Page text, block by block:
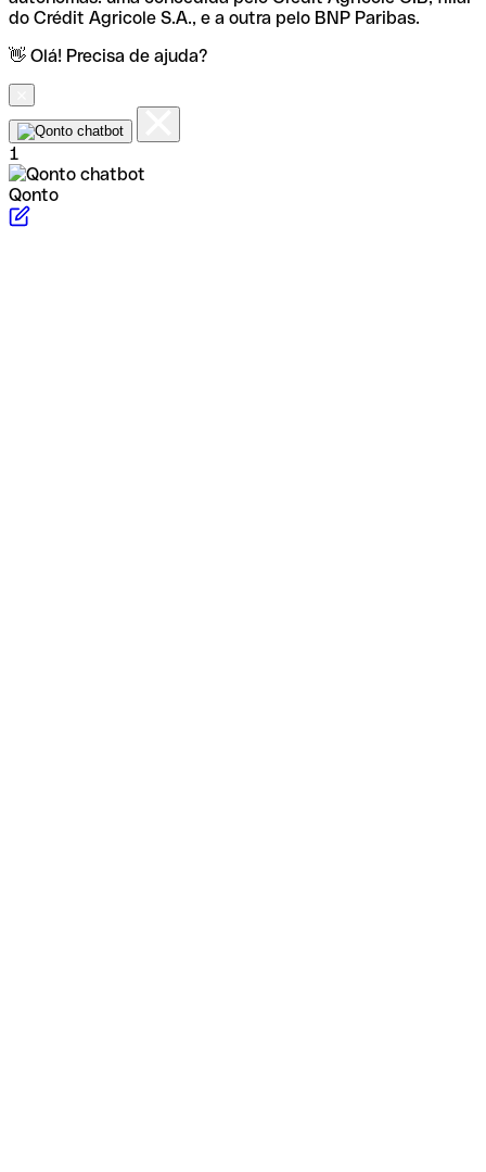
do Crédit Agricole S.A., e a outra pelo BNP Paribas.
👋 Olá! Precisa de ajuda?
1
Qonto